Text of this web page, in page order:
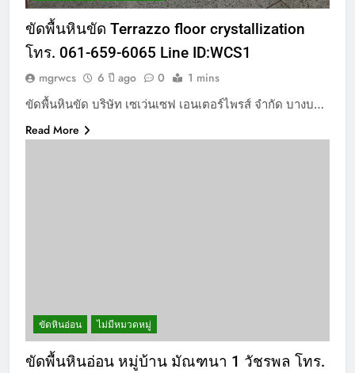
ขัดพื้นหินขัด Terrazzo floor crystallization
โทร. 061-659-6065 Line ID:WCS1
mgrwcs 6 ปี ago 0 1 mins
ขัดพื้นหินขัด บริษัท เซเว่นเซฟ เอนเตอร์ไพรส์ จำกัด บางบ…
Read More
ขัดหินอ่อน ไม่มีหมวดหมู่
ขัดพื้นหินอ่อน หมู่บ้าน มัณฑนา 1 วัชรพล โทร.